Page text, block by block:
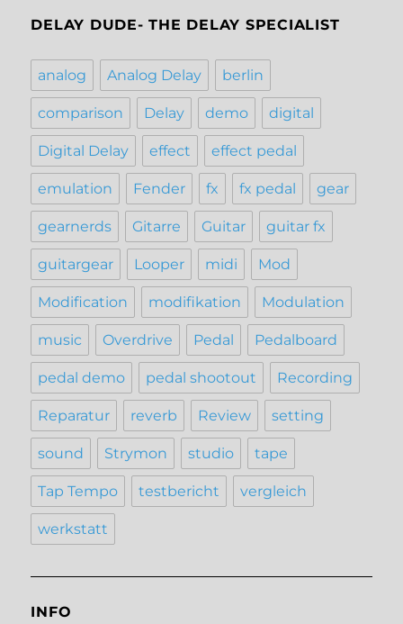
DELAY DUDE- THE DELAY SPECIALIST
analog Analog Delay berlin
comparison Delay demo digital
Digital Delay effect effect pedal
emulation Fender fx fx pedal gear
gearnerds Gitarre Guitar guitar fx
guitargear Looper midi Mod
Modification modifikation Modulation
music Overdrive Pedal Pedalboard
pedal demo pedal shootout Recording
Reparatur reverb Review setting
sound Strymon studio tape
Tap Tempo testbericht vergleich
werkstatt
INFO